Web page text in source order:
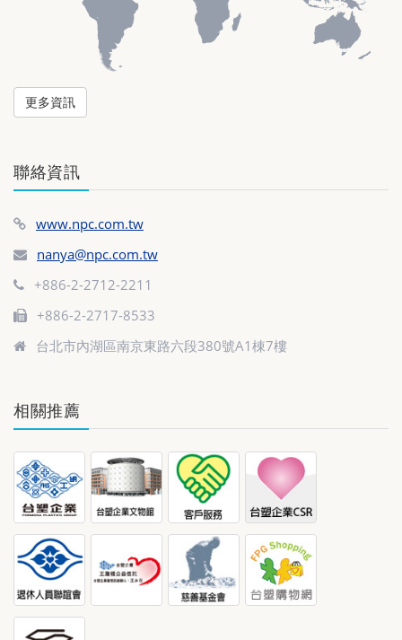
更多資訊
聯絡資訊
www.npc.com.tw
nanya@npc.com.tw
+886-2-2712-2211
+886-2-2717-8533
台北市內湖區南京東路六段380號A1棟7樓
相關推薦